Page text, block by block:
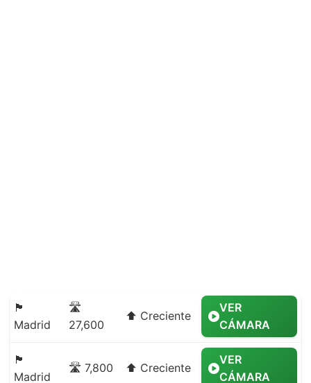
🏴
Madrid
🛣️
27,600
⬆️ Creciente
VER
CÁMARA
🏴
Madrid
🛣️ 7,800 ⬆️ Creciente
VER
CÁMARA